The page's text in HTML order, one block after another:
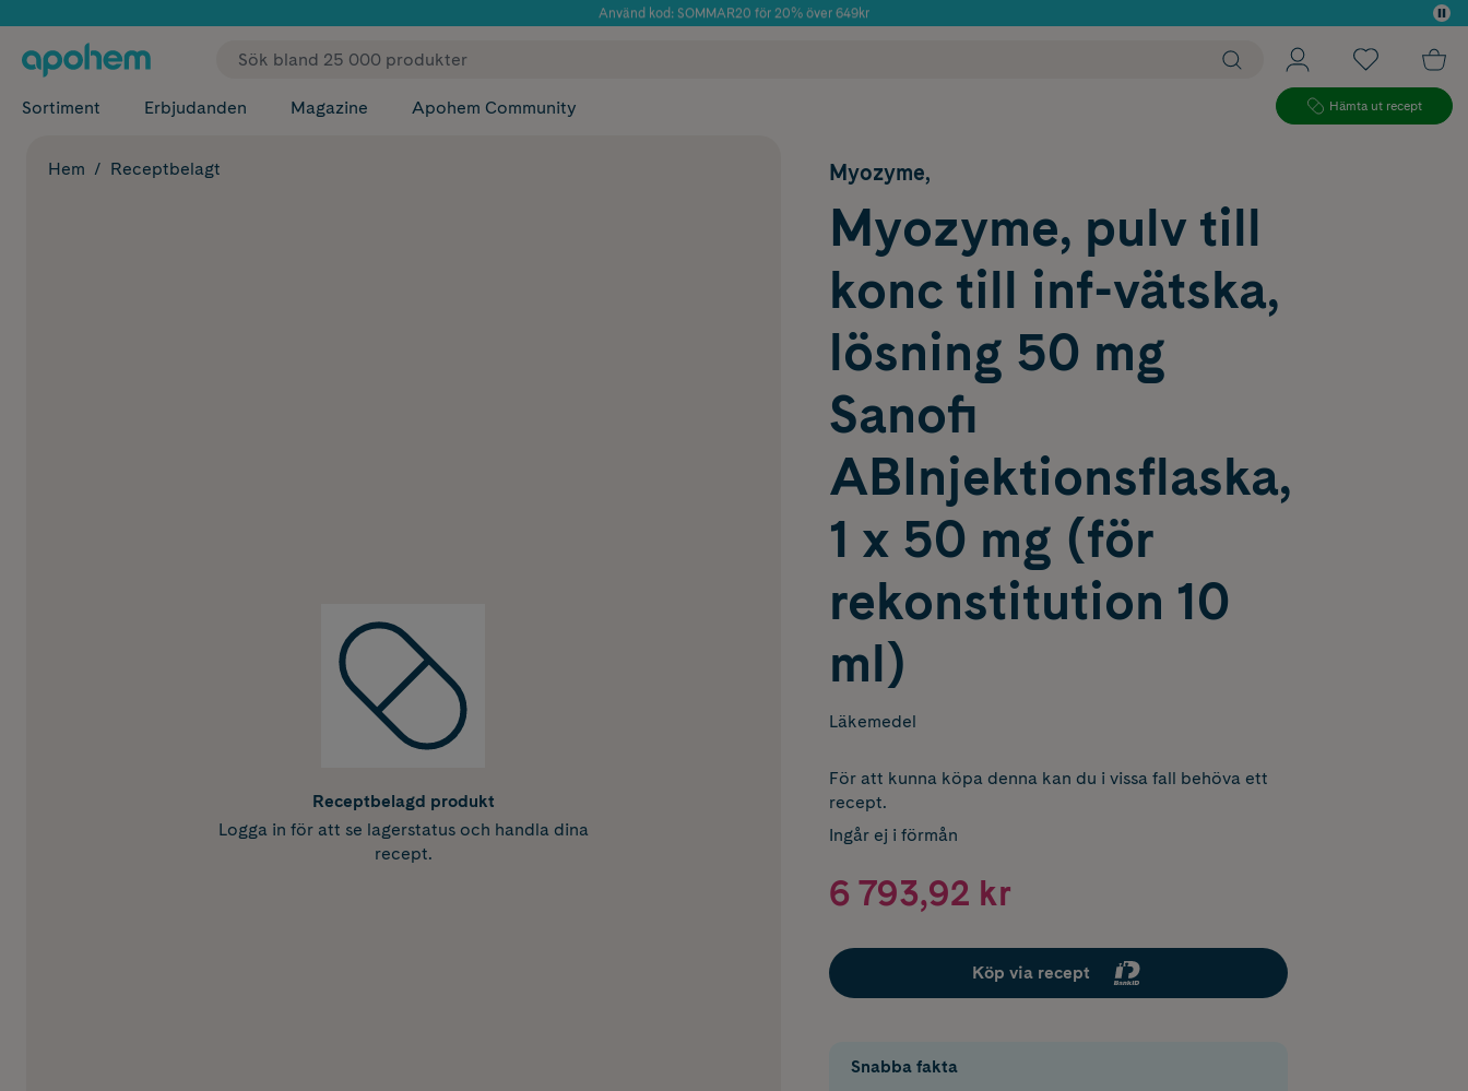
Använd kod: SOMMAR20 för 20% över 649kr
✓ Fri frakt
Sortiment Erbjudanden Magazine Apohem Community Hämta ut recept
Hem Receptbelagt
Receptbelagd produkt
Logga in för att se lagerstatus och handla dina
recept.
Myozyme,
Myozyme, pulv till
konc till inf-vätska,
lösning 50 mg
Sanofi
ABInjektionsflaska,
1 x 50 mg (för
rekonstitution 10
ml)
Läkemedel
För att kunna köpa denna kan du i vissa fall behöva ett
recept.
Ingår ej i förmån
6 793,92 kr
Köp via recept
Snabba fakta